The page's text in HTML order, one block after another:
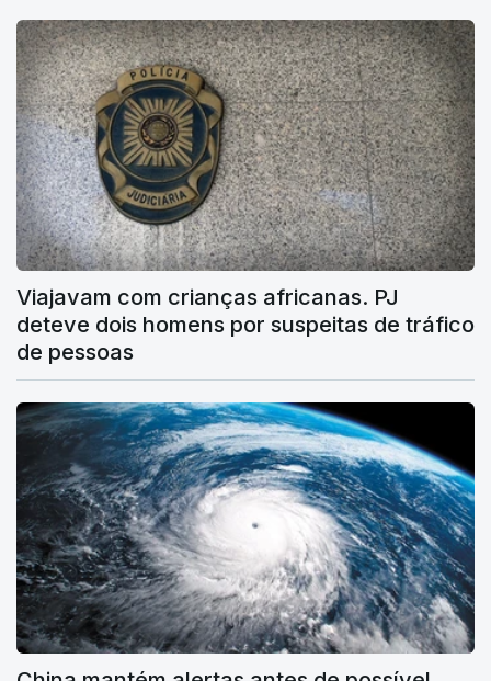
Viajavam com crianças africanas. PJ
deteve dois homens por suspeitas de tráfico
de pessoas